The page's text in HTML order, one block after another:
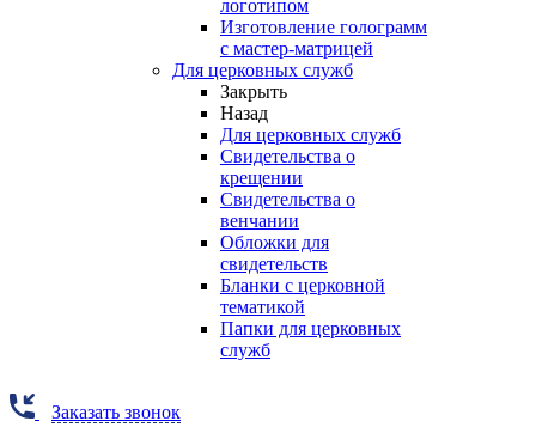
логотипом
Изготовление голограмм
с мастер-матрицей
Для церковных служб
Закрыть
Назад
Для церковных служб
Свидетельства о
крещении
Свидетельства о
венчании
Обложки для
свидетельств
Бланки с церковной
тематикой
Папки для церковных
служб
Заказать звонок